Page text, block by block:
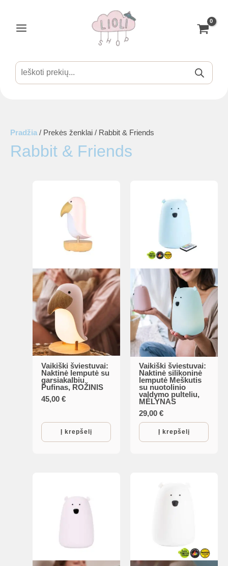
turinio
Products
search
Pradžia / Prekės ženklai / Rabbit & Friends
Rabbit & Friends
Vaikiški šviestuvai:
Naktinė lemputė su
garsiakalbiu
Pufinas, ROŽINIS
45,00€
Į krepšelį
Vaikiški šviestuvai:
Naktinė silikoninė
lemputė Meškutis
su nuotolinio
valdymo pulteliu,
MĖLYNAS
29,00€
Į krepšelį